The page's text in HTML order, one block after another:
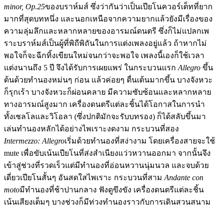
minor, Op.25ของบราห์มส์ ซึ่งว่ากันว่าเป็นเปียโนควอร์เต็ทที่ยาก
มากที่สุดบทหนึ่ง และนอกเหนือจากความยากแล้วยังมีเรื่องของ
ความลุ่มลึกและหลากหลายของอารมณ์ดนตรี ซึ่งก็ไม่แปลกเพ
ราะบราห์มส์เป็นผู้ที่พิถีพิถันในการแต่งเพลงอยู่แล้ว ถ้าหากไม่
พอใจก็จะฉีกทิ้งเขียนใหม่จนกว่าจะพอใจ เพลงนี้เองก็ใช้เวลา
แต่งนานถึง 5 ปี จึงได้รับการเผยแพร่ ในกระบวนแรกAllegro ขึ้น
ต้นด้วยทำนองหม่นๆ ก่อน แล้วค่อยๆ ตื่นเต้นมากขึ้น บางจังหวะ
ก็รุกเร้า บางจังหวะก็ผ่อนคลาย มีความซับซ้อนและหลากหลาย
ทางอารมณ์สูงมาก เครื่องดนตรีแต่ละชิ้นได้โอกาสในการนำ
ทั้งเชลโลและวิโอลา (ซึ่งปกติมักจะรับบทรอง) ก็ได้สลับขึ้นมา
เล่นทำนองหลักได้อย่างไพเราะงดงาม กระบวนที่สอง
Intermezzo: Allegroเริ่มด้วยทำนองที่สง่างาม โดยเครื่องสายจะใช้
mute เพื่อขับเน้นเปียโนที่ส่งสำเนียงแว่วหวานออกมา จากนั้นจึง
เข้าสู่ช่วงที่รวดเร็วแต่มีทำนองที่อ่อนหวานนุ่มนวล และจบด้วย
เดี่ยวเปียโนสั้นๆ อันสดใสไพเราะ กระบวนที่สามAndante con
motoมีทำนองที่ช้าปานกลาง ฟังดูขึงขัง เครื่องดนตรีแต่ละชิ้น
เน้นเสียงเต็มๆ บางช่วงก็มีท่วงทำนองราวกับการเดินสวนสนาม